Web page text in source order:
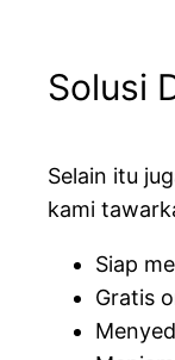
Solusi
Selain itu
kami
Siap
Gratis